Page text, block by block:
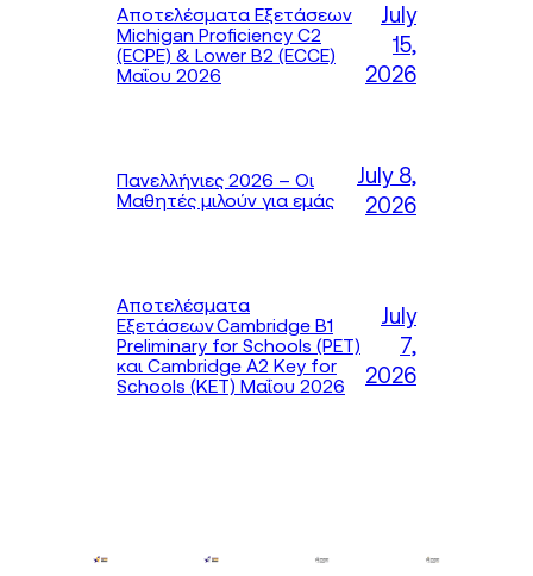
Αποτελέσματα Εξετάσεων
Michigan Proficiency C2
(ECPE) & Lower B2 (ECCE)
Μαΐου 2026
July
15,
2026
Πανελλήνιες 2026 – Οι
Μαθητές μιλούν για εμάς
July 8,
2026
Αποτελέσματα
Εξετάσεων Cambridge B1
Preliminary for Schools (PET)
και Cambridge A2 Key for
Schools (KET) Μαΐου 2026
July
7,
2026